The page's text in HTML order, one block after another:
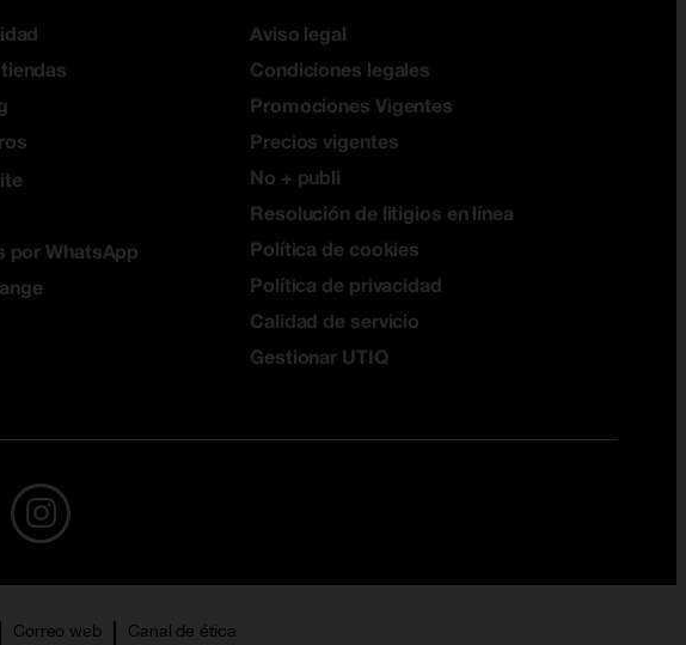
por WhatsApp
Aviso legal
Condiciones legales
Promociones Vigentes
Precios vigentes
No + publi
Resolución de litigios en línea
Política de cookies
Política de privacidad
Calidad de servicio
Gestionar UTIQ
Correo web Canal de ética